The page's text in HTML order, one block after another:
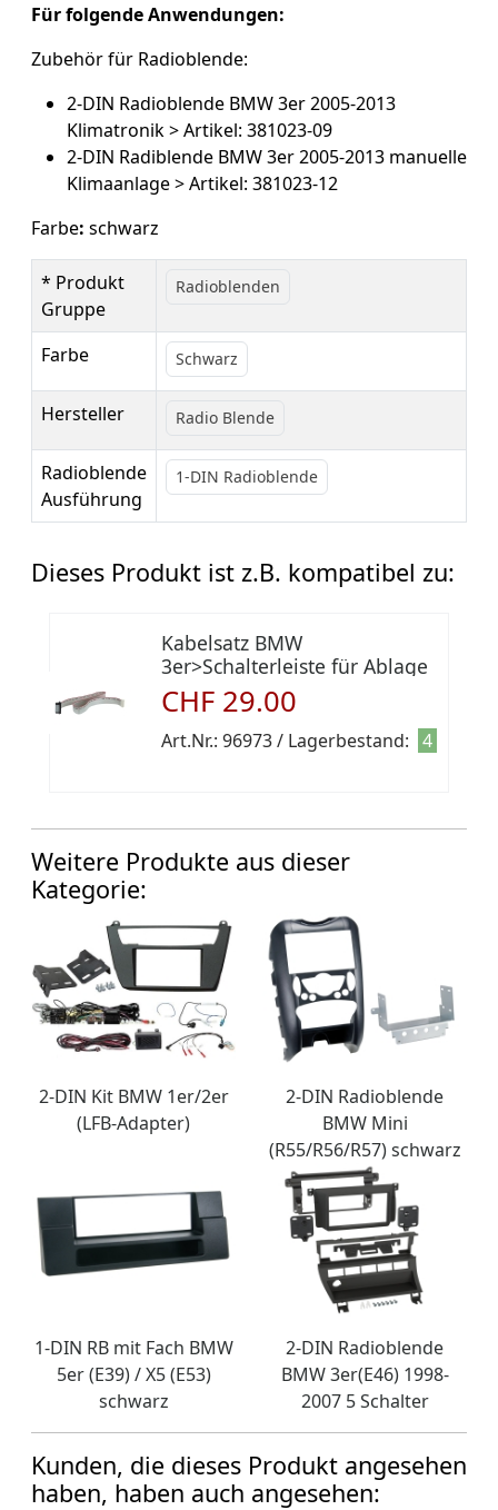
Für folgende Anwendungen:
Zubehör für Radioblende:
2-DIN Radioblende BMW 3er 2005-2013
Klimatronik > Artikel: 381023-09
2-DIN Radiblende BMW 3er 2005-2013 manuelle
Klimaanlage > Artikel: 381023-12
Farbe: schwarz
* Produkt
Gruppe
Radioblenden
Farbe Schwarz
Hersteller Radio Blende
Radioblende
Ausführung
1-DIN Radioblende
Dieses Produkt ist z.B. kompatibel zu:
Kabelsatz BMW
3er>Schalterleiste für Ablage
Raucherpacket
CHF 29.00
Art.Nr.: 96973 / Lagerbestand: 4
Weitere Produkte aus dieser
Kategorie:
2-DIN Kit BMW 1er/2er
(LFB-Adapter)
2-DIN Radioblende
BMW Mini
(R55/R56/R57) schwarz
1-DIN RB mit Fach BMW
5er (E39) / X5 (E53)
schwarz
2-DIN Radioblende
BMW 3er(E46) 1998-
2007 5 Schalter
Kunden, die dieses Produkt angesehen
haben, haben auch angesehen: